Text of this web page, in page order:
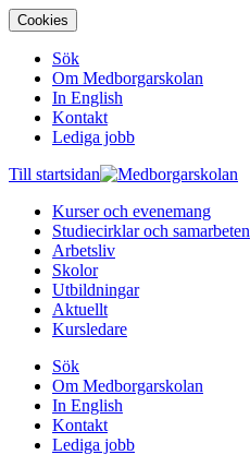
Cookies
Sök
Om Medborgarskolan
In English
Kontakt
Lediga jobb
Till startsidan
Kurser och evenemang
Studiecirklar och samarbeten
Arbetsliv
Skolor
Utbildningar
Aktuellt
Kursledare
Sök
Om Medborgarskolan
In English
Kontakt
Lediga jobb